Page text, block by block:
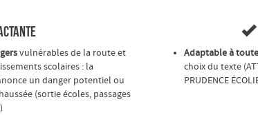
vulnérables de la route et
scolaires : la
un danger potentiel ou
(sortie écoles, passages

Adaptable à
choix du texte
PRUDENCE